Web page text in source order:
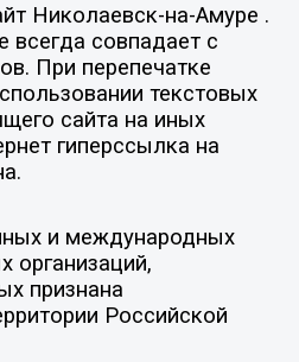
Николаевск-на-Амуре .
всегда совпадает с
При перепечатке
текстовых
сайта на иных
гиперссылка на
и международных
организаций,
признана
Российской